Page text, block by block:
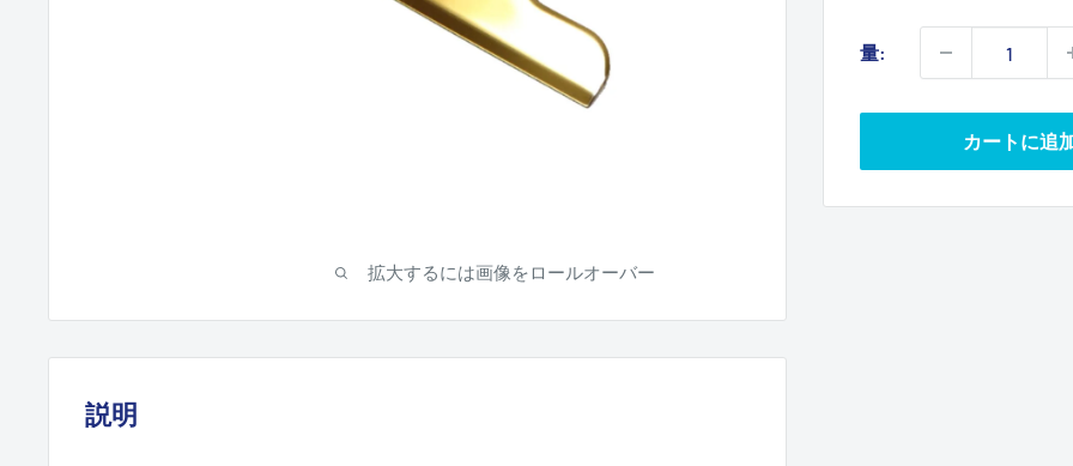
拡大するには画像をロールオーバー
価
格
量:
カートに追
説明